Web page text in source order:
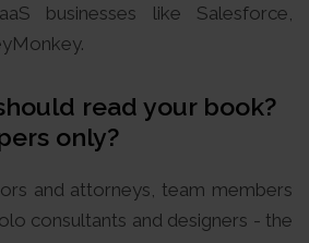
businesses like Salesforce,
read your book?
only?
and attorneys, team members
consultants and designers - the